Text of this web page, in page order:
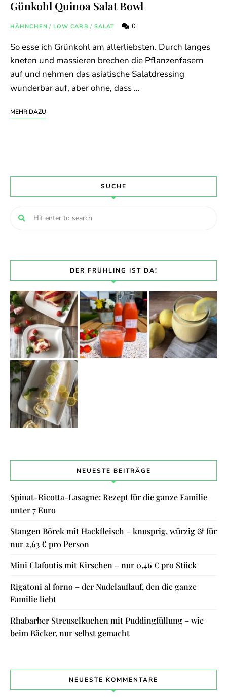
Günkohl Quinoa Salat Bowl
HÄHNCHEN / LOW CARB / SALAT 0
So esse ich Grünkohl am allerliebsten. Durch langes
kneten und massieren brechen die Pflanzenfasern
auf und nehmen das asiatische Salatdressing
wunderbar auf, aber ohne, dass …
MEHR DAZU
SUCHE
DER FRÜHLING IST DA!
NEUESTE BEITRÄGE
Spinat-Ricotta-Lasagne: Rezept für die ganze Familie
unter 7 Euro
Stangen Börek mit Hackfleisch – knusprig, würzig & für
nur 2,63 € pro Person
Mini Clafoutis mit Kirschen – nur 0,46 € pro Stück
Rigatoni al forno – der Nudelauflauf, den die ganze
Familie liebt
Rhabarber Streuselkuchen mit Puddingfüllung – wie
beim Bäcker, nur selbst gemacht
NEUESTE KOMMENTARE